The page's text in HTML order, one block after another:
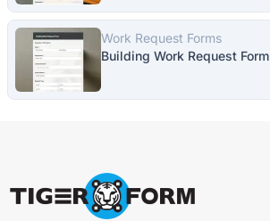
Work Request Forms
Building Work Request Form